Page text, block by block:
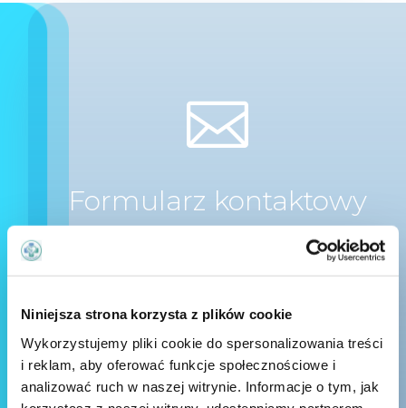
Niniejsza strona korzysta z plików cookie
Wykorzystujemy pliki cookie do spersonalizowania treści
i reklam, aby oferować funkcje społecznościowe i
analizować ruch w naszej witrynie. Informacje o tym, jak

Formularz kontaktowy